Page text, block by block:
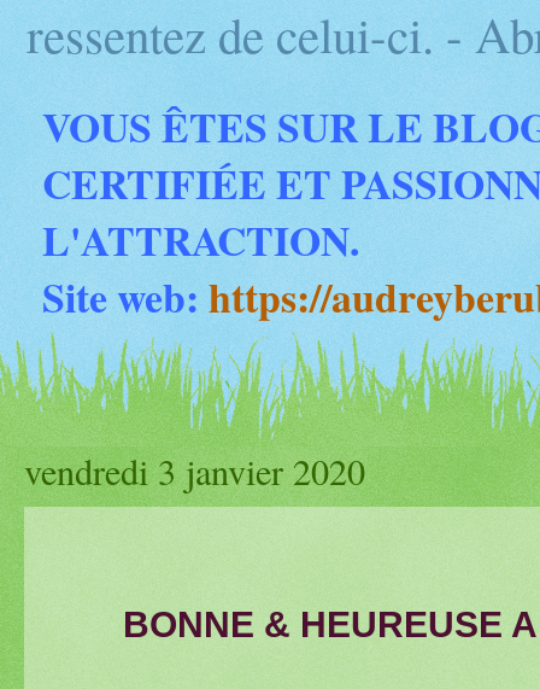
ressentez de celui-ci. -
VOUS ÊTES SUR LE
CERTIFIÉE ET
L'ATTRACTION.
Site web:https://
vendredi 3 janvier 2020
BONNE & HEUREUSE